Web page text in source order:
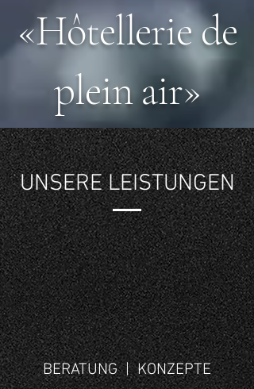
«Hôtellerie de
plein air»
UNSERE LEISTUNGEN
BERATUNG | KONZEPTE